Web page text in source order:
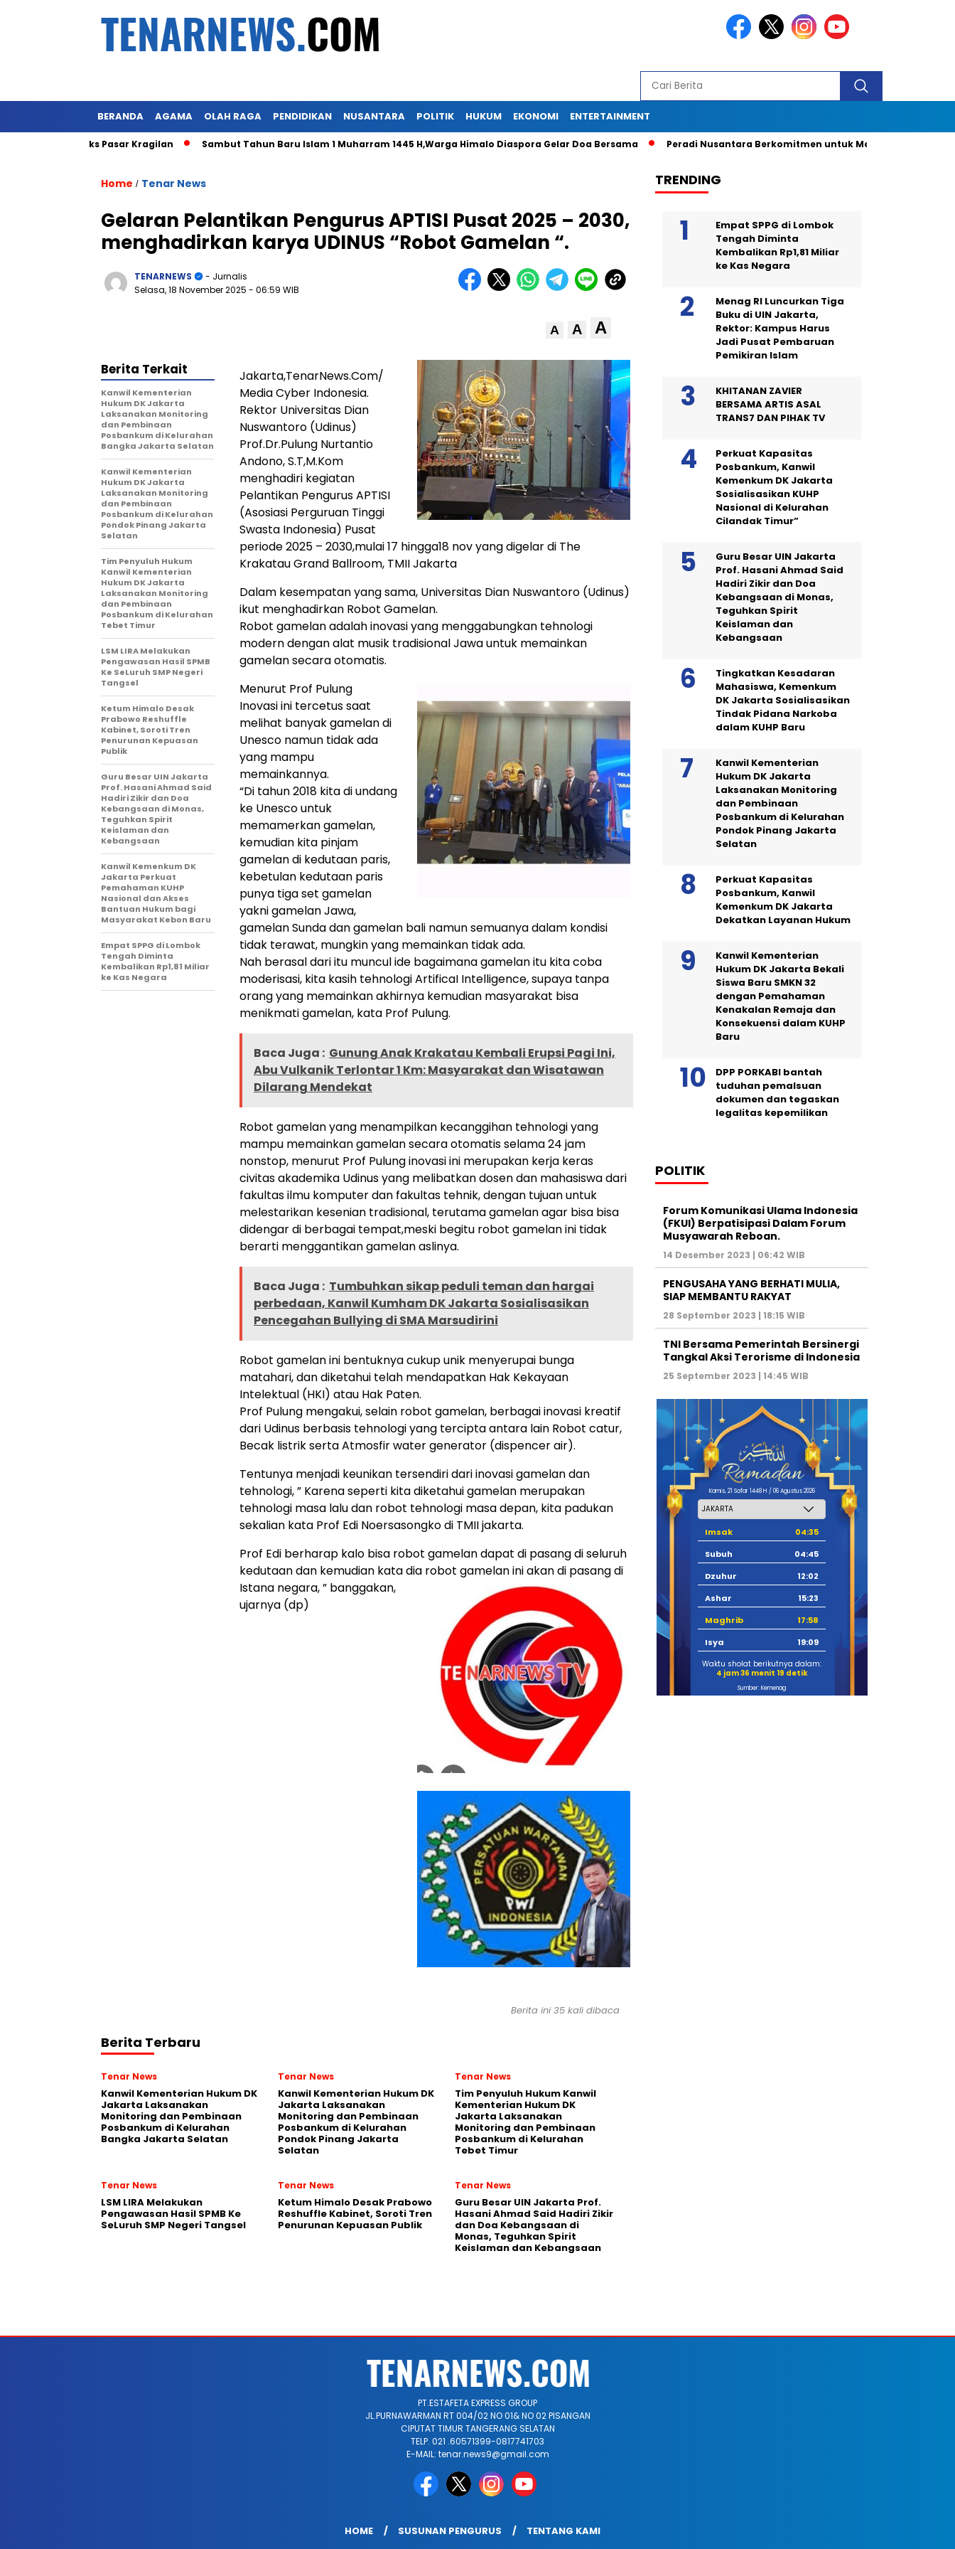
BERANDA AGAMA OLAH RAGA PENDIDIKAN NUSANTARA POLITIK HUKUM EKONOMI ENTERTAINMENT
Lahan Eks Pasar Kragilan Sambut Tahun Baru Islam 1 Muharram 1445 H,Warga Himalo Diaspora Gelar Doa Bersama Peradi Nusantara Berkomitmen untuk Menjadi Advokat
Home / Tenar News
Gelaran Pelantikan Pengurus APTISI Pusat 2025 – 2030,
menghadirkan karya UDINUS “Robot Gamelan “.
TENARNEWS
- Jurnalis
Selasa, 18 November 2025 - 06:59 WIB
A A A
Jakarta,TenarNews.Com/
Media Cyber Indonesia.
Rektor Universitas Dian
Nuswantoro (Udinus)
Prof.Dr.Pulung Nurtantio
Andono, S.T,M.Kom
menghadiri kegiatan
Pelantikan Pengurus APTISI
(Asosiasi Perguruan Tinggi
Swasta Indonesia) Pusat
periode 2025 – 2030,mulai 17 hingga18 nov yang digelar di The
Krakatau Grand Ballroom, TMII Jakarta
Dalam kesempatan yang sama, Universitas Dian Nuswantoro (Udinus)
ikut menghadirkan Robot Gamelan.
Robot gamelan adalah inovasi yang menggabungkan tehnologi
modern dengan alat musik tradisional Jawa untuk memainkan
gamelan secara otomatis.
Menurut Prof Pulung
Inovasi ini tercetus saat
melihat banyak gamelan di
Unesco namun tidak ada
yang mampu
memainkannya.
“Di tahun 2018 kita di undang
ke Unesco untuk
memamerkan gamelan,
kemudian kita pinjam
gamelan di kedutaan paris,
kebetulan kedutaan paris
punya tiga set gamelan
yakni gamelan Jawa,
gamelan Sunda dan gamelan bali namun semuanya dalam kondisi
tidak terawat, mungkin yang memainkan tidak ada.
Nah berasal dari itu muncul ide bagaimana gamelan itu kita coba
moderisasi, kita kasih tehnologi ArtificaI Intelligence, supaya tanpa
orang yang memainkan akhirnya kemudian masyarakat bisa
menikmati gamelan, kata Prof Pulung.
Baca Juga : Gunung Anak Krakatau Kembali Erupsi Pagi Ini,
Abu Vulkanik Terlontar 1 Km: Masyarakat dan Wisatawan
Dilarang Mendekat
Robot gamelan yang menampilkan kecanggihan tehnologi yang
mampu memainkan gamelan secara otomatis selama 24 jam
nonstop, menurut Prof Pulung inovasi ini merupakan kerja keras
civitas akademika Udinus yang melibatkan dosen dan mahasiswa dari
fakultas ilmu komputer dan fakultas tehnik, dengan tujuan untuk
melestarikan kesenian tradisional, terutama gamelan agar bisa bisa
didengar di berbagai tempat,meski begitu robot gamelan ini tidak
berarti menggantikan gamelan aslinya.
Baca Juga : Tumbuhkan sikap peduli teman dan hargai
perbedaan, Kanwil Kumham DK Jakarta Sosialisasikan
Pencegahan Bullying di SMA Marsudirini
Robot gamelan ini bentuknya cukup unik menyerupai bunga
matahari, dan diketahui telah mendapatkan Hak Kekayaan
Intelektual (HKI) atau Hak Paten.
Prof Pulung mengakui, selain robot gamelan, berbagai inovasi kreatif
dari Udinus berbasis tehnologi yang tercipta antara lain Robot catur,
Becak listrik serta Atmosfir water generator (dispencer air).
Tentunya menjadi keunikan tersendiri dari inovasi gamelan dan
tehnologi, ” Karena seperti kita diketahui gamelan merupakan
tehnologi masa lalu dan robot tehnologi masa depan, kita padukan
sekalian kata Prof Edi Noersasongko di TMII jakarta.
Prof Edi berharap kalo bisa robot gamelan dapat di pasang di seluruh
kedutaan dan kemudian kata dia robot gamelan ini akan di pasang di
Istana negara, ” banggakan,
ujarnya (dp)
Berita Terkait
Kanwil Kementerian
Hukum DK Jakarta
Laksanakan Monitoring
dan Pembinaan
Posbankum di Kelurahan
Bangka Jakarta Selatan
Kanwil Kementerian
Hukum DK Jakarta
Laksanakan Monitoring
dan Pembinaan
Posbankum di Kelurahan
Pondok Pinang Jakarta
Selatan
Tim Penyuluh Hukum
Kanwil Kementerian
Hukum DK Jakarta
Laksanakan Monitoring
dan Pembinaan
Posbankum di Kelurahan
Tebet Timur
LSM LIRA Melakukan
Pengawasan Hasil SPMB
Ke SeLuruh SMP Negeri
Tangsel
Ketum Himalo Desak
Prabowo Reshuffle
Kabinet, Soroti Tren
Penurunan Kepuasan
Publik
Guru Besar UIN Jakarta
Prof. Hasani Ahmad Said
Hadiri Zikir dan Doa
Kebangsaan di Monas,
Teguhkan Spirit
Keislaman dan
Kebangsaan
Kanwil Kemenkum DK
Jakarta Perkuat
Pemahaman KUHP
Nasional dan Akses
Bantuan Hukum bagi
Masyarakat Kebon Baru
Empat SPPG di Lombok
Tengah Diminta
Kembalikan Rp1,81 Miliar
ke Kas Negara
Berita ini 35 kali dibaca
Berita Terbaru
Tenar News
Kanwil Kementerian Hukum DK
Jakarta Laksanakan
Monitoring dan Pembinaan
Posbankum di Kelurahan
Bangka Jakarta Selatan
Tenar News
Kanwil Kementerian Hukum DK
Jakarta Laksanakan
Monitoring dan Pembinaan
Posbankum di Kelurahan
Pondok Pinang Jakarta
Selatan
Tenar News
Tim Penyuluh Hukum Kanwil
Kementerian Hukum DK
Jakarta Laksanakan
Monitoring dan Pembinaan
Posbankum di Kelurahan
Tebet Timur
Tenar News
LSM LIRA Melakukan
Pengawasan Hasil SPMB Ke
SeLuruh SMP Negeri Tangsel
Tenar News
Ketum Himalo Desak Prabowo
Reshuffle Kabinet, Soroti Tren
Penurunan Kepuasan Publik
Tenar News
Guru Besar UIN Jakarta Prof.
Hasani Ahmad Said Hadiri Zikir
dan Doa Kebangsaan di
Monas, Teguhkan Spirit
Keislaman dan Kebangsaan
TRENDING
Empat SPPG di Lombok
Tengah Diminta
Kembalikan Rp1,81 Miliar
ke Kas Negara
Menag RI Luncurkan Tiga
Buku di UIN Jakarta,
Rektor: Kampus Harus
Jadi Pusat Pembaruan
Pemikiran Islam
KHITANAN ZAVIER
BERSAMA ARTIS ASAL
TRANS7 DAN PIHAK TV
Perkuat Kapasitas
Posbankum, Kanwil
Kemenkum DK Jakarta
Sosialisasikan KUHP
Nasional di Kelurahan
Cilandak Timur”
Guru Besar UIN Jakarta
Prof. Hasani Ahmad Said
Hadiri Zikir dan Doa
Kebangsaan di Monas,
Teguhkan Spirit
Keislaman dan
Kebangsaan
Tingkatkan Kesadaran
Mahasiswa, Kemenkum
DK Jakarta Sosialisasikan
Tindak Pidana Narkoba
dalam KUHP Baru
Kanwil Kementerian
Hukum DK Jakarta
Laksanakan Monitoring
dan Pembinaan
Posbankum di Kelurahan
Pondok Pinang Jakarta
Selatan
Perkuat Kapasitas
Posbankum, Kanwil
Kemenkum DK Jakarta
Dekatkan Layanan Hukum
Kanwil Kementerian
Hukum DK Jakarta Bekali
Siswa Baru SMKN 32
dengan Pemahaman
Kenakalan Remaja dan
Konsekuensi dalam KUHP
Baru
DPP PORKABI bantah
tuduhan pemalsuan
dokumen dan tegaskan
legalitas kepemilikan
POLITIK
Forum Komunikasi Ulama Indonesia
(FKUI) Berpatisipasi Dalam Forum
Musyawarah Reboan.
14 Desember 2023 | 06:42 WIB
PENGUSAHA YANG BERHATI MULIA,
SIAP MEMBANTU RAKYAT
28 September 2023 | 18:15 WIB
TNI Bersama Pemerintah Bersinergi
Tangkal Aksi Terorisme di Indonesia
25 September 2023 | 14:45 WIB
Kamis, 21 Safar 1448 H / 06 Agustus 2026
Imsak
04:35
Subuh
04:45
Dzuhur
12:02
Ashar
15:23
Maghrib
17:58
Isya
19:09
Waktu sholat berikutnya dalam:
4 jam 36 menit 18 detik
Sumber: Kemenag
PT.ESTAFETA EXPRESS GROUP
JL.PURNAWARMAN RT 004/02 NO 01& NO 02 PISANGAN
CIPUTAT TIMUR TANGERANG SELATAN
TELP. 021 .60571399-0817741703
E-MAIL: tenar.news9@gmail.com
HOME SUSUNAN PENGURUS TENTANG KAMI